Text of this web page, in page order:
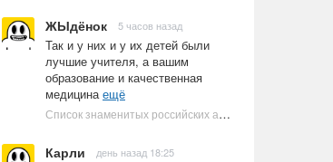
ЖЫдёнок 5 часов назад
Так и у них и у их детей были
лучшие учителя, а вашим
образование и качественная
медицинаещё
Список знаменитых российских артистов-евреев | Ультрамарин
Карли день назад 18:25